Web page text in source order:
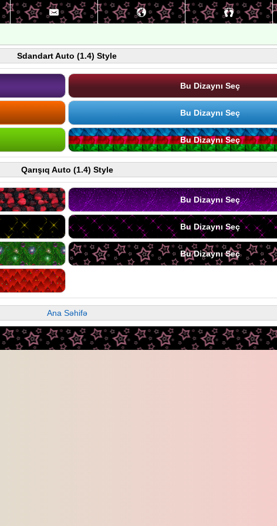
Sdandart Auto (1.4) Style
Bu Dizaynı Seç
Bu Dizaynı Seç
Bu Dizaynı Seç
Qarışıq Auto (1.4) Style
Bu Dizaynı Seç
Bu Dizaynı Seç
Bu Dizaynı Seç
Ana Səhifə